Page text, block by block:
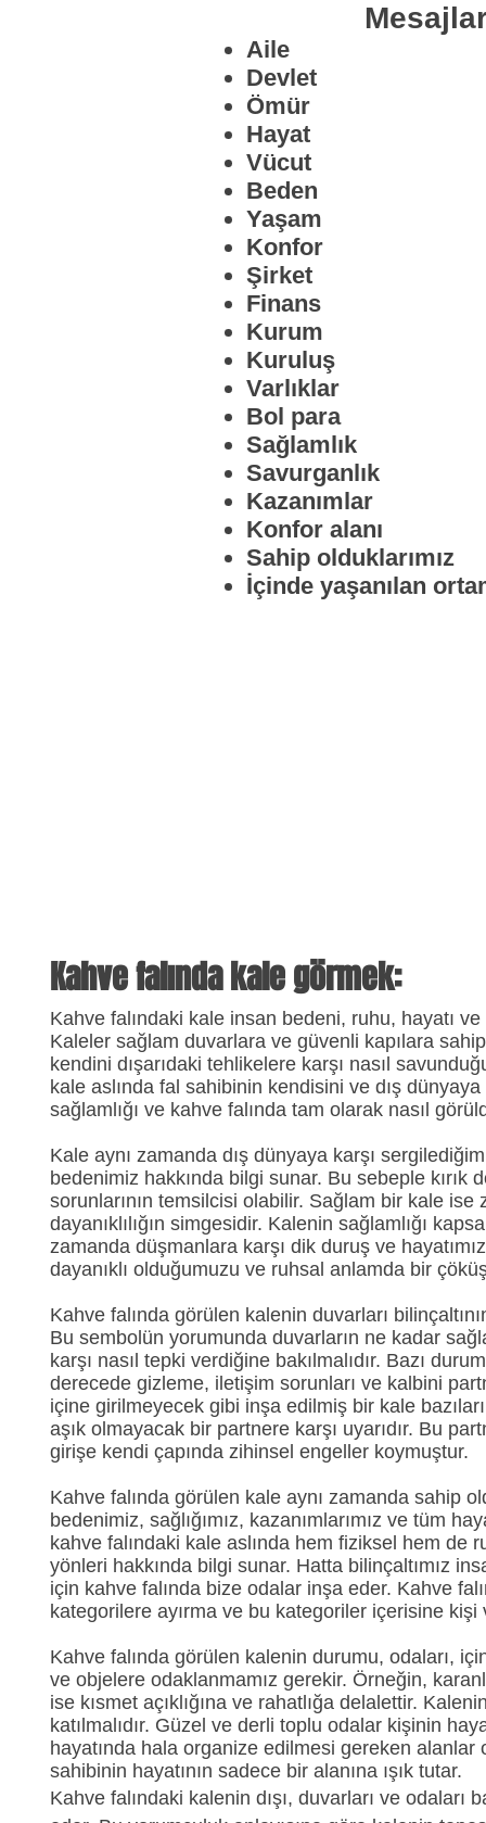
Aile
Devlet
Ömür
Hayat
Vücut
Beden
Yaşam
Konfor
Şirket
Finans
Kurum
Kuruluş
Varlıklar
Bol para
Sağlamlık
Savurganlık
Kazanımlar
Konfor alanı
Sahip olduklarımız
İçinde yaşanılan
Kahve falında kale görmek:
Kahve falındaki kale insan bedeni, ruhu, hayatı
Kaleler sağlam duvarlara ve güvenli kapılara
kendini dışarıdaki tehlikelere karşı nasıl
kale aslında fal sahibinin kendisini ve dış
sağlamlığı ve kahve falında tam olarak nasıl
Kale aynı zamanda dış dünyaya karşı
bedenimiz hakkında bilgi sunar. Bu sebeple
sorunlarının temsilcisi olabilir. Sağlam bir kale ise
dayanıklılığın simgesidir. Kalenin sağlamlığı
zamanda düşmanlara karşı dik duruş ve
dayanıklı olduğumuzu ve ruhsal anlamda bir
Kahve falında görülen kalenin duvarları
Bu sembolün yorumunda duvarların ne kadar
karşı nasıl tepki verdiğine bakılmalıdır. Bazı
derecede gizleme, iletişim sorunları ve kalbini
içine girilmeyecek gibi inşa edilmiş bir kale
aşık olmayacak bir partnere karşı uyarıdır. Bu
girişe kendi çapında zihinsel engeller koymuştur.
Kahve falında görülen kale aynı zamanda sahip
bedenimiz, sağlığımız, kazanımlarımız ve tüm
kahve falındaki kale aslında hem fiziksel hem de
yönleri hakkında bilgi sunar. Hatta bilinçaltımız
için kahve falında bize odalar inşa eder. Kahve
kategorilere ayırma ve bu kategoriler içerisine
Kahve falında görülen kalenin durumu, odaları,
ve objelere odaklanmamız gerekir. Örneğin,
ise kısmet açıklığına ve rahatlığa delalettir.
katılmalıdır. Güzel ve derli toplu odalar kişinin
hayatında hala organize edilmesi gereken
sahibinin hayatının sadece bir alanına ışık tutar.
Kahve falındaki kalenin dışı, duvarları ve